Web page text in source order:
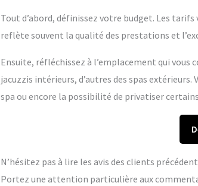
Tout d’abord, définissez votre budget. Les
reflète souvent la qualité des prestations et
Ensuite, réfléchissez à l’emplacement qui
jacuzzis intérieurs, d’autres des spas
spa ou encore la possibilité de privatiser
N’hésitez pas à lire les avis des clients
Portez une attention particulière aux